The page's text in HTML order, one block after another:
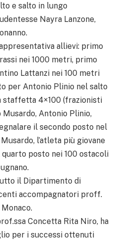
e salto in lungo
Nayra Lanzone,
allievi: primo
nei 1000 metri, primo
Lattanzi nei 100 metri
per Antonio Plinio nel salto
staffetta 4×100 (frazionisti
Musardo, Antonio Plinio,
il secondo posto nel
l’atleta più giovane
posto nei 100 ostacoli
il Dipartimento di
accompagnatori proff.
Concetta Rita Niro, ha
per i successi ottenuti